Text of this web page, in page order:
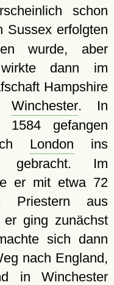
schon
Sussex erfolgten
wurde, aber
dann im
Hampshire
Winchester. In
1584 gefangen
London ins
gebracht. Im
er mit etwa 72
Priestern aus
er ging zunächst
sich dann
nach England,
in Winchester